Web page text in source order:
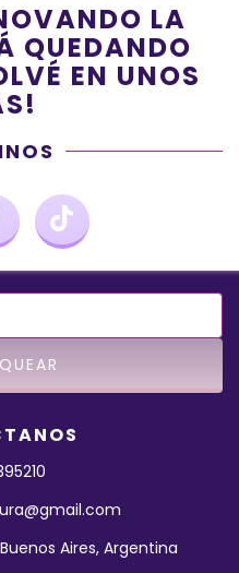
LA
QUEDANDO
EN UNOS
Aires, Argentina